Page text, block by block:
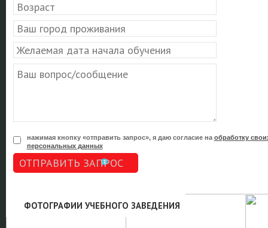
нажимая кнопку «отправить запрос», я даю согласие на обработку
персональных данных
ОТПРАВИТЬ ЗАПРОС
ФОТОГРАФИИ УЧЕБНОГО ЗАВЕДЕНИЯ